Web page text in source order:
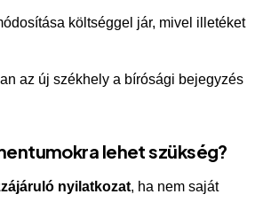
költséggel jár, mivel illetéket
az új székhely a bírósági bejegyzés
lehet szükség?
nyilatkozat, ha nem saját